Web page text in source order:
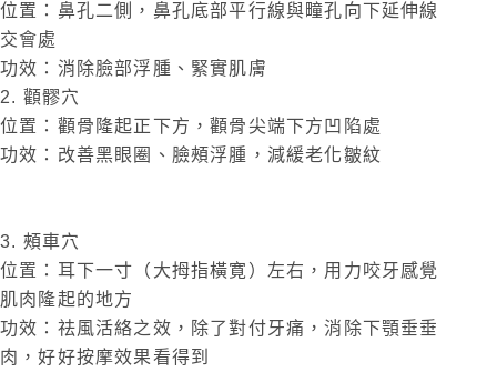
位置：鼻孔二側，鼻孔底部平行線與疃孔向下延伸線
交會處
功效：消除臉部浮腫、緊實肌膚
2. 顴髎穴
位置：顴骨隆起正下方，顴骨尖端下方凹陷處
功效：改善黑眼圈、臉頰浮腫，減緩老化皺紋
3. 頰車穴
位置：耳下一寸（大拇指橫寛）左右，用力咬牙感覺
肌肉隆起的地方
功效：祛風活絡之效，除了對付牙痛，消除下顎垂垂
肉，好好按摩效果看得到